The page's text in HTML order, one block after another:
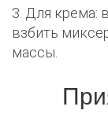
3. Для крема:
взбить
массы.